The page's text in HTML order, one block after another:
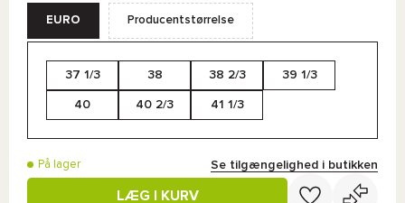
EURO Producentstørrelse
37 1/3 38 38 2/3 39 1/3
40 40 2/3 41 1/3
På lager Se tilgængelighed i butikken
LÆG I KURV